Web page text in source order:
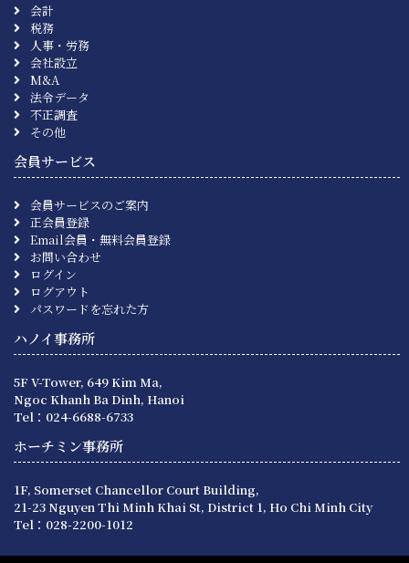
会計
税務
人事・労務
会社設立
M&A
法令データ
不正調査
その他
会員サービス
会員サービスのご案内
正会員登録
Email会員・無料会員登録
お問い合わせ
ログイン
ログアウト
パスワードを忘れた方
ハノイ事務所
5F V-Tower, 649 Kim Ma,
Ngoc Khanh Ba Dinh, Hanoi
Tel：024-6688-6733
ホーチミン事務所
1F, Somerset Chancellor Court Building,
21-23 Nguyen Thi Minh Khai St, District 1, Ho Chi Minh City
Tel：028-2200-1012